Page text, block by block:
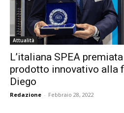
Attualità
L’italiana SPEA
prodotto innovativo alla
Diego
Redazione - Febbraio 28, 2022